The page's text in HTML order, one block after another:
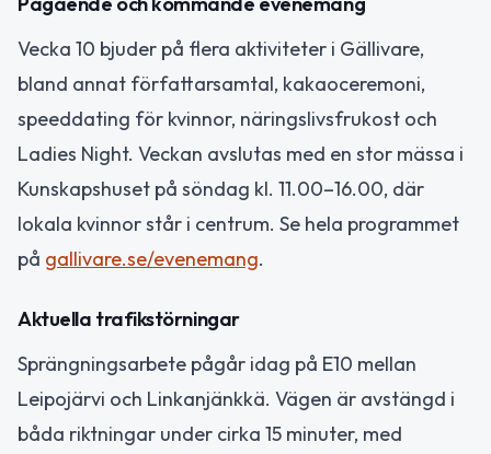
Vecka 10 bjuder på flera aktiviteter i Gällivare,
bland annat författarsamtal, kakaoceremoni,
speeddating för kvinnor, näringslivsfrukost och
Ladies Night. Veckan avslutas med en stor mässa i
Kunskapshuset på söndag kl. 11.00–16.00, där
lokala kvinnor står i centrum. Se hela programmet
på gallivare.se/evenemang.
Aktuella trafikstörningar
Sprängningsarbete pågår idag på E10 mellan
Leipojärvi och Linkanjänkkä. Vägen är avstängd i
båda riktningar under cirka 15 minuter, med